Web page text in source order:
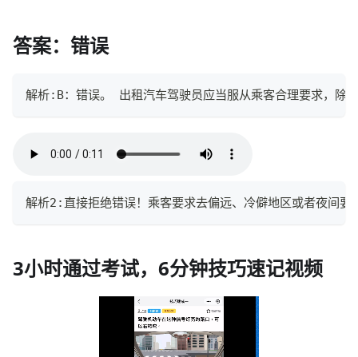
答案：错误
解析:B：错误。 出租汽车驾驶员应当服从乘客合理要求，除
解析2:直接拒绝错误！乘客要求去偏远、冷僻地区或者夜间
3小时通过考试，6分钟技巧速记视频